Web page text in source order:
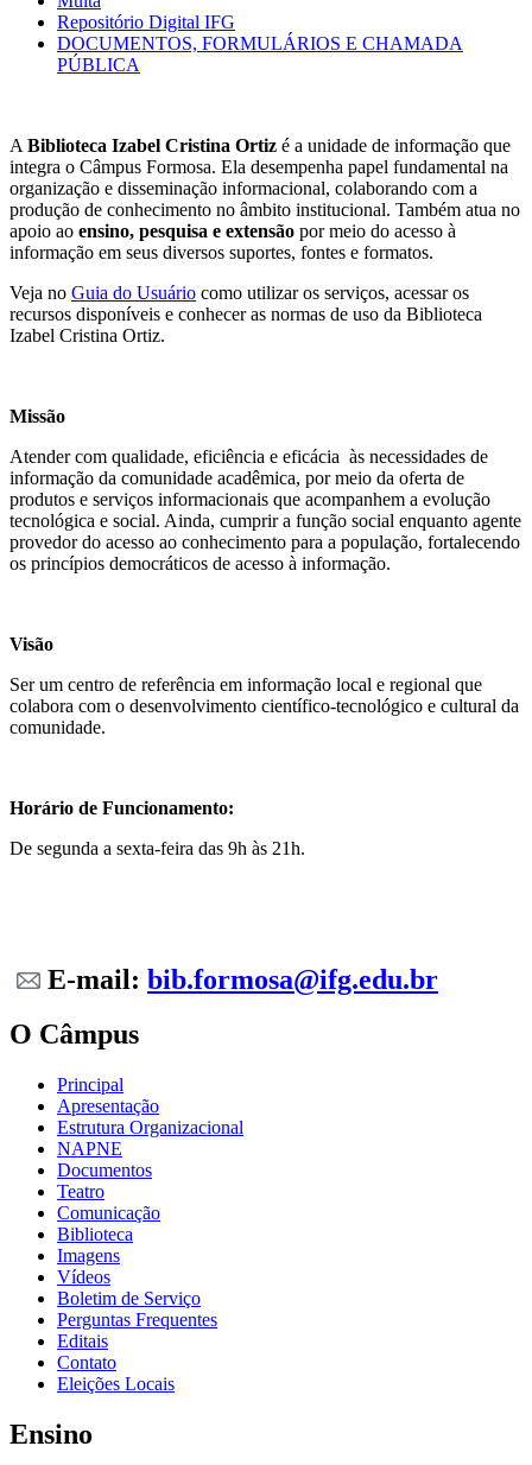
Repositório Digital IFG
DOCUMENTOS, FORMULÁRIOS E CHAMADA
PÚBLICA
A Biblioteca Izabel Cristina Ortiz é a unidade de informação que
integra o Câmpus Formosa. Ela desempenha papel fundamental na
organização e disseminação informacional, colaborando com a
produção de conhecimento no âmbito institucional. Também atua no
apoio ao ensino, pesquisa e extensão por meio do acesso à
informação em seus diversos suportes, fontes e formatos.
Veja no Guia do Usuário como utilizar os serviços, acessar os
recursos disponíveis e conhecer as normas de uso da Biblioteca
Izabel Cristina Ortiz.
Missão
Atender com qualidade, eficiência e eficácia às necessidades de
informação da comunidade acadêmica, por meio da oferta de
produtos e serviços informacionais que acompanhem a evolução
tecnológica e social. Ainda, cumprir a função social enquanto agente
provedor do acesso ao conhecimento para a população, fortalecendo
os princípios democráticos de acesso à informação.
Visão
Ser um centro de referência em informação local e regional que
colabora com o desenvolvimento científico-tecnológico e cultural da
comunidade.
Horário de Funcionamento:
De segunda a sexta-feira das 9h às 21h.
E-mail: bib.formosa@ifg.edu.br
O Câmpus
Principal
Apresentação
Estrutura Organizacional
NAPNE
Documentos
Teatro
Comunicação
Biblioteca
Imagens
Vídeos
Boletim de Serviço
Perguntas Frequentes
Editais
Contato
Eleições Locais
Ensino